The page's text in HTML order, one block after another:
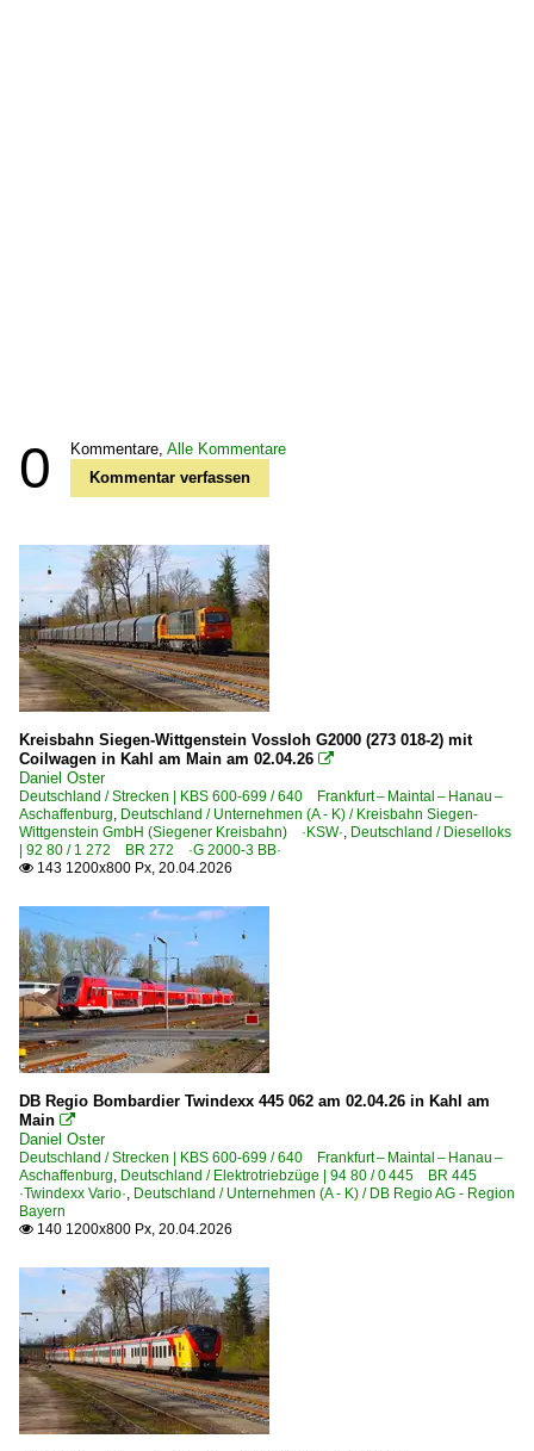
0 Kommentare, Alle Kommentare
Kommentar verfassen
Kreisbahn Siegen-Wittgenstein Vossloh G2000 (273 018-2) mit
Coilwagen in Kahl am Main am 02.04.26 
Daniel Oster
Deutschland / Strecken | KBS 600-699 / 640 Frankfurt – Maintal – Hanau –
Aschaffenburg, Deutschland / Unternehmen (A - K) / Kreisbahn Siegen-
Wittgenstein GmbH (Siegener Kreisbahn) ·KSW·, Deutschland / Dieselloks
| 92 80 / 1 272 BR 272 ·G 2000-3 BB·
 143 1200x800 Px, 20.04.2026
DB Regio Bombardier Twindexx 445 062 am 02.04.26 in Kahl am
Main 
Daniel Oster
Deutschland / Strecken | KBS 600-699 / 640 Frankfurt – Maintal – Hanau –
Aschaffenburg, Deutschland / Elektrotriebzüge | 94 80 / 0 445 BR 445
·Twindexx Vario·, Deutschland / Unternehmen (A - K) / DB Regio AG - Region
Bayern
 140 1200x800 Px, 20.04.2026